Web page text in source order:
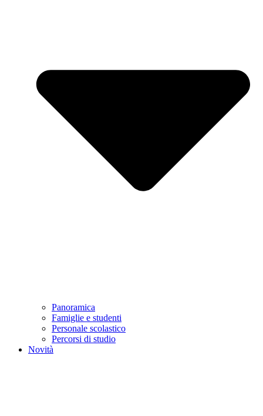
Panoramica
Famiglie e studenti
Personale scolastico
Percorsi di studio
Novità